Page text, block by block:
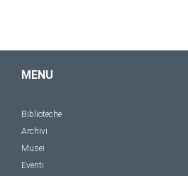
MENU
Biblioteche
Archivi
Musei
Eventi